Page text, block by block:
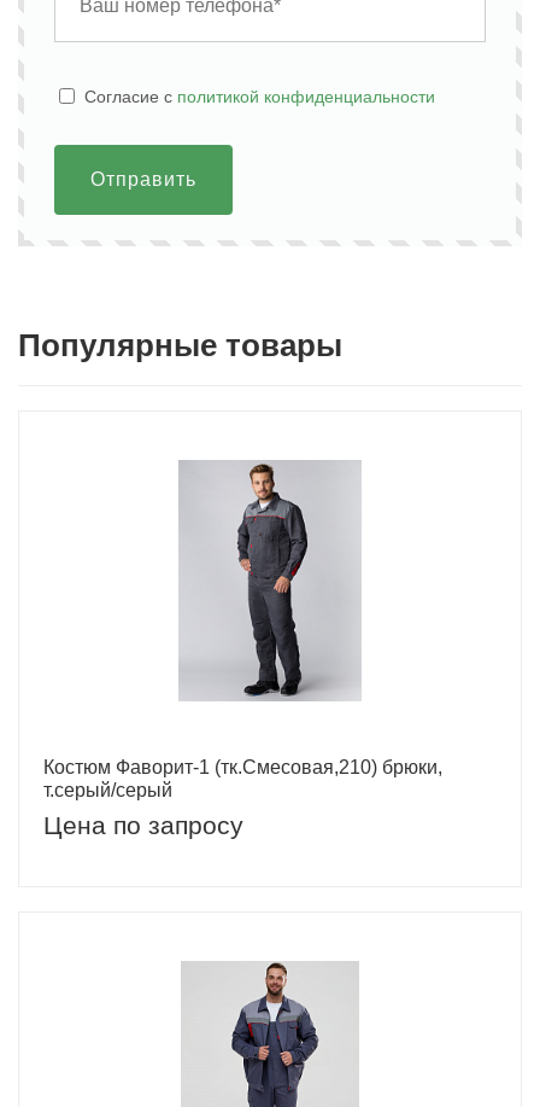
Cогласие с политикой конфиденциальности
Отправить
Популярные товары
Костюм Фаворит-1 (тк.Смесовая,210) брюки,
т.серый/серый
Цена по запросу